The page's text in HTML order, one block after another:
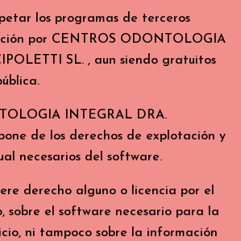
los programas de terceros
por CENTROS ODONTOLOGIA
SL. , aun siendo gratuitos
INTEGRAL DRA.
de los derechos de explotación y
necesarios del software.
derecho alguno o licencia por el
sobre el software necesario para la
ni tampoco sobre la información